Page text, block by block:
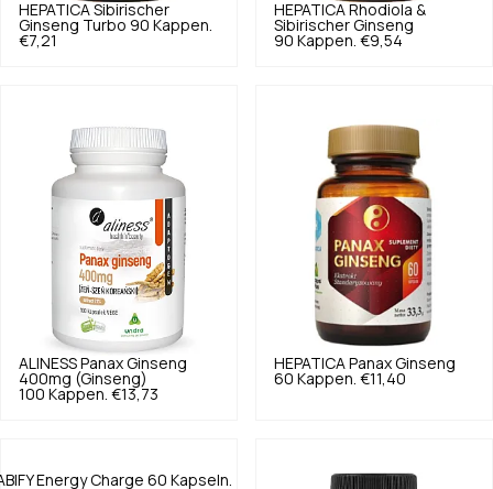
HEPATICA Sibirischer
Ginseng Turbo 90 Kappen.
€7,21
HEPATICA Rhodiola &
Sibirischer Ginseng
90 Kappen. €9,54
ALINESS Panax Ginseng
400mg (Ginseng)
100 Kappen. €13,73
HEPATICA Panax Ginseng
60 Kappen. €11,40